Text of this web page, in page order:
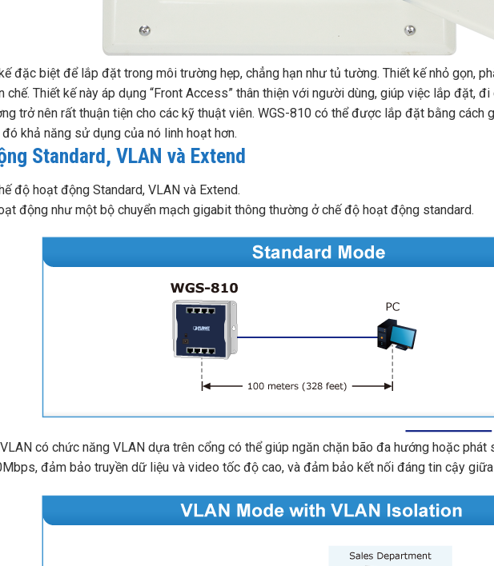
đặc biệt để lắp đặt trong môi trường hẹp, chẳng hạn như tủ tường. Thiết kế nhỏ gọn,
chế. Thiết kế này áp dụng “Front Access” thân thiện với người dùng, giúp việc lắp đặt,
trở nên rất thuận tiện cho các kỹ thuật viên. WGS-810 có thể được lắp đặt bằng cách
khả năng sử dụng của nó linh hoạt hơn.
Standard, VLAN và Extend
độ hoạt động Standard, VLAN và Extend.
động như một bộ chuyển mạch gigabit thông thường ở chế độ hoạt động standard.
có chức năng VLAN dựa trên cổng có thể giúp ngăn chặn bão đa hướng hoặc phát
đảm bảo truyền dữ liệu và video tốc độ cao, và đảm bảo kết nối đáng tin cậy